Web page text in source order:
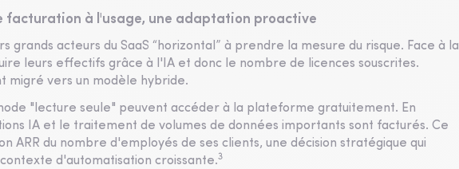
facturation à l'usage, une adaptation proactive
grands acteurs du SaaS “horizontal” à prendre la mesure du risque. Face à la
leurs effectifs grâce à l'IA et donc le nombre de licences souscrites.
migré vers un modèle hybride.
"lecture seule" peuvent accéder à la plateforme gratuitement. En
IA et le traitement de volumes de données importants sont facturés. Ce
ARR du nombre d'employés de ses clients, une décision stratégique qui
d'automatisation croissante.3